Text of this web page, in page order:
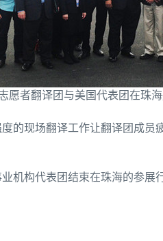
愿者翻译团与美国代表团在珠
的现场翻译工作让翻译团成
机构代表团结束在珠海的参